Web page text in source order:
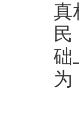
真
础
为